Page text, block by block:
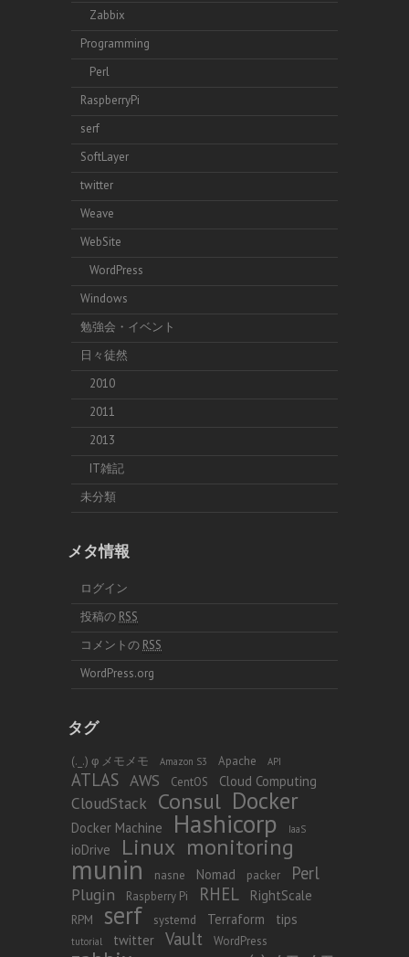
Zabbix
Programming
Perl
RaspberryPi
serf
SoftLayer
twitter
Weave
WebSite
WordPress
Windows
勉強会・イベント
日々徒然
2010
2011
2013
IT雑記
未分類
メタ情報
ログイン
投稿の RSS
コメントの RSS
WordPress.org
タグ
(._.) φ メモメモ Amazon S3 Apache API
ATLAS AWS CentOS Cloud Computing
CloudStack Consul Docker
Docker Machine Hashicorp IaaS
ioDrive Linux monitoring
munin nasne Nomad packer Perl
Plugin Raspberry Pi RHEL RightScale
RPM serf systemd Terraform tips
tutorial twitter Vault WordPress